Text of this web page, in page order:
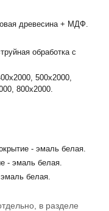
древесина + МДФ.
обработка с
500x2000,
800x2000.
- эмаль белая.
- эмаль белая.
белая.
в разделе